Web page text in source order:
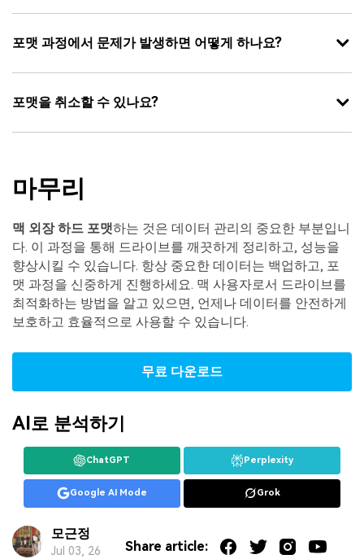
포맷 과정에서 문제가 발생하면 어떻게 하나요?
포맷을 취소할 수 있나요?
마무리
맥 외장 하드 포맷하는 것은 데이터 관리의 중요한 부분입니
다. 이 과정을 통해 드라이브를 깨끗하게 정리하고, 성능을
향상시킬 수 있습니다. 항상 중요한 데이터는 백업하고, 포
맷 과정을 신중하게 진행하세요. 맥 사용자로서 드라이브를
최적화하는 방법을 알고 있으면, 언제나 데이터를 안전하게
보호하고 효율적으로 사용할 수 있습니다.
무료 다운로드
AI로 분석하기
ChatGPT Perplexity
Google AI Mode Grok
모근정
Jul 03, 26 Share article: